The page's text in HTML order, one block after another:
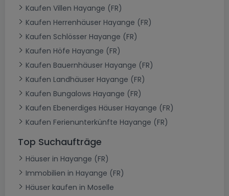
Kaufen Villen Hayange (FR)
Kaufen Herrenhäuser Hayange (FR)
Kaufen Schlösser Hayange (FR)
Kaufen Höfe Hayange (FR)
Kaufen Bauernhäuser Hayange (FR)
Kaufen Landhäuser Hayange (FR)
Kaufen Bungalows Hayange (FR)
Kaufen Ebenerdiges Häuser Hayange (FR)
Kaufen Ferienunterkünfte Hayange (FR)
Top Suchaufträge
Häuser in Hayange (FR)
Immobilien in Hayange (FR)
Häuser kaufen in Moselle